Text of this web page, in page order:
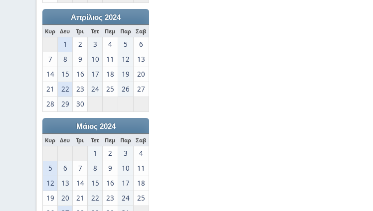
Απρίλιος 2024
Κυρ Δευ Τρι Τετ Πεμ Παρ Σαβ
1 2 3 4 5
6
7
8 9 10 11 12
13
14
15 16 17 18 19
20
21
22 23 24 25 26
27
28
29 30
Μάιος 2024
Κυρ Δευ Τρι Τετ Πεμ Παρ Σαβ
1 2 3
4
5
6 7 8 9 10
11
12
13 14 15 16 17
18
19
20 21 22 23 24
25